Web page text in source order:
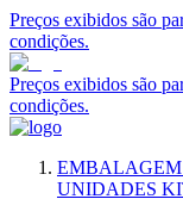
Preços exibidos são
condições.
Preços exibidos são
condições.
EMBALAGEM
UNIDADES